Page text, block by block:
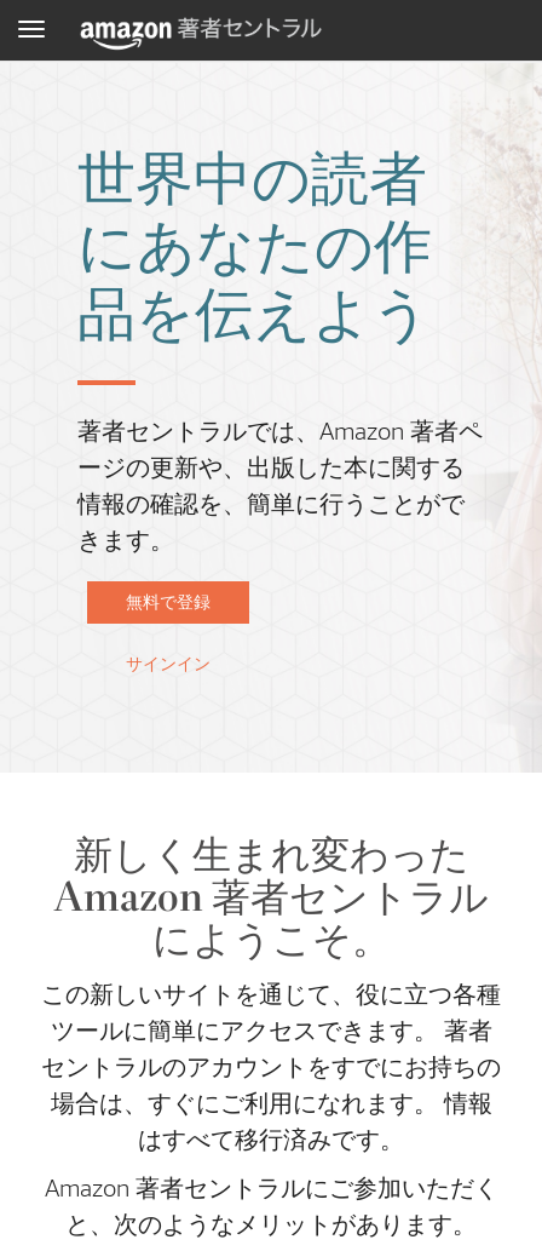
メ
世界中の読者
にあなたの作
品を伝えよう
著者セントラルでは、Amazon 著者ペ
ージの更新や、出版した本に関する
情報の確認を、簡単に行うことがで
きます。
無料で登録
サインイン
新しく生まれ変わった
Amazon 著者セントラル
にようこそ。
この新しいサイトを通じて、役に立つ各種
ツールに簡単にアクセスできます。 著者
セントラルのアカウントをすでにお持ちの
場合は、すぐにご利用になれます。 情報
はすべて移行済みです。
Amazon 著者セントラルにご参加いただく
と、次のようなメリットがあります。